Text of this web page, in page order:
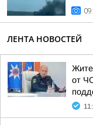
ЛЕНТА НОВОСТЕЙ
от